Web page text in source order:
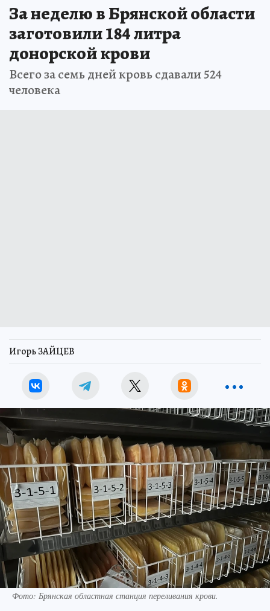
За неделю в Брянской области
заготовили 184 литра
донорской крови
Всего за семь дней кровь сдавали 524
человека
Игорь ЗАЙЦЕВ
Фото: Брянская областная станция переливания крови.